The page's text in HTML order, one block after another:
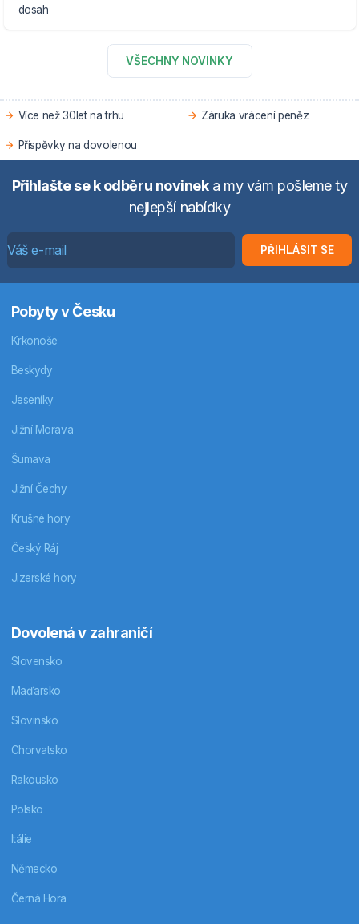
dosah
VŠECHNY NOVINKY
Více než 30let na trhu Záruka vrácení peněz
Příspěvky na dovolenou
Přihlašte se k odběru novineka my vám pošleme ty
nejlepší nabídky
PŘIHLÁSIT SE
Pobyty v Česku
Krkonoše
Beskydy
Jeseníky
Jižní Morava
Šumava
Jižní Čechy
Krušné hory
Český Ráj
Jizerské hory
Dovolená v zahraničí
Slovensko
Maďarsko
Slovinsko
Chorvatsko
Rakousko
Polsko
Itálie
Německo
Černá Hora